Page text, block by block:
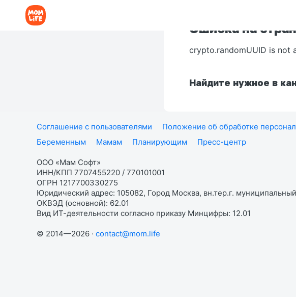
Ошибка на
crypto.randomUUID is not
Найдите нужное в
Соглашение с пользователями Положение об обработке
Беременным
Мамам Планирующим Пресс-центр
ООО «Мам Софт»
ИНН/КПП 7707455220 / 770101001
ОГРН 1217700330275
Юридический адрес: 105082, Город Москва, вн.тер.г.
ОКВЭД (основной): 62.01
Вид ИТ-деятельности согласно приказу Минцифры: 12.01
© 2014—2026 · contact@mom.life